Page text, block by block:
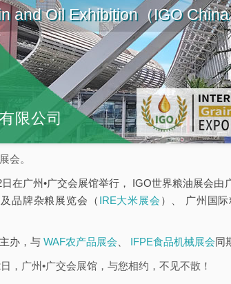
and Oil Exhibition（IGO
限公司
会。
在广州•广交会展馆举行， IGO世界粮油展会由
品牌杂粮展览会（ IRE大米展会 ）、 广州国
办，与 WAF农产品展会 IFPE食品机械展会同
，广州•广交会展馆，与您相约，不见不散！